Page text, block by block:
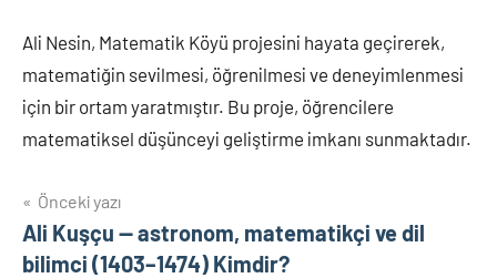
Ali Nesin, Matematik Köyü projesini hayata geçirerek,
matematiğin sevilmesi, öğrenilmesi ve deneyimlenmesi
için bir ortam yaratmıştır. Bu proje, öğrencilere
matematiksel düşünceyi geliştirme imkanı sunmaktadır.
Yazı
gezinmesi
Önceki yazı
Ali Kuşçu — astronom, matematikçi ve dil
bilimci (1403–1474) Kimdir?